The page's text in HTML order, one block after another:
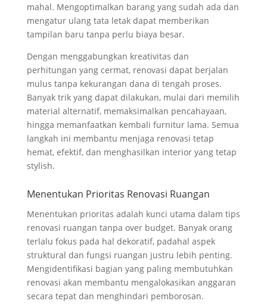
mahal. Mengoptimalkan barang yang sudah ada dan
mengatur ulang tata letak dapat memberikan
tampilan baru tanpa perlu biaya besar.
Dengan menggabungkan kreativitas dan
perhitungan yang cermat, renovasi dapat berjalan
mulus tanpa kekurangan dana di tengah proses.
Banyak trik yang dapat dilakukan, mulai dari memilih
material alternatif, memaksimalkan pencahayaan,
hingga memanfaatkan kembali furnitur lama. Semua
langkah ini membantu menjaga renovasi tetap
hemat, efektif, dan menghasilkan interior yang tetap
stylish.
Menentukan Prioritas Renovasi Ruangan
Menentukan prioritas adalah kunci utama dalam tips
renovasi ruangan tanpa over budget. Banyak orang
terlalu fokus pada hal dekoratif, padahal aspek
struktural dan fungsi ruangan justru lebih penting.
Mengidentifikasi bagian yang paling membutuhkan
renovasi akan membantu mengalokasikan anggaran
secara tepat dan menghindari pemborosan.